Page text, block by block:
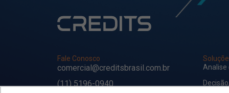
Fale Conosco
comercial@creditsbrasil.com.br
(11) 5196-0940
Analise